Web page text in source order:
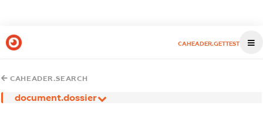
CAHEADER.GETTEST
CAHEADER.SEARCH
document.dossier